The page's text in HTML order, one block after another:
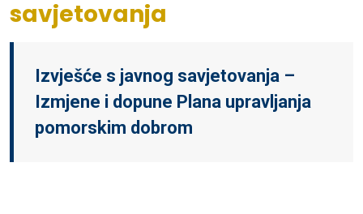
savjetovanja
Izvješće s javnog savjetovanja –
Izmjene i dopune Plana upravljanja
pomorskim dobrom